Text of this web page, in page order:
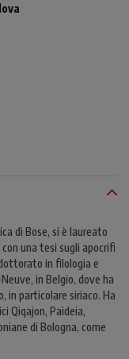
di Bose, si è laureato
una tesi sugli apocrifi
in filologia e
in Belgio, dove ha
in particolare siriaco. Ha
Qiqajon, Paideia,
di Bologna, come